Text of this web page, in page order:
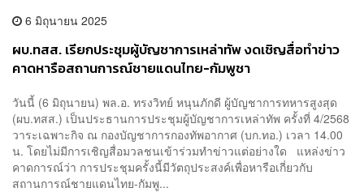
6 มิถุนายน 2025
ผบ.ทสส. เรียกประชุมผู้บัญชาการเหล่าทัพ งดเชิญสื่อทำข่าว
คาดหารือสถานการณ์ชายแดนไทย-กัมพูชา
วันนี้ (6 มิถุนายน) พล.อ. ทรงวิทย์ หนุนภักดี ผู้บัญชาการทหารสูงสุด
(ผบ.ทสส.) เป็นประธานการประชุมผู้บัญชาการเหล่าทัพ ครั้งที่ 4/2568
วาระเฉพาะกิจ ณ กองบัญชาการกองทัพอากาศ (บก.ทอ.) เวลา 14.00
น. โดยไม่มีการเชิญสื่อมวลชนเข้าร่วมทำข่าวแต่อย่างใด แหล่งข่าว
คาดการณ์ว่า การประชุมครั้งนี้มีวัตถุประสงค์เพื่อหารือเกี่ยวกับ
สถานการณ์ชายแดนไทย-กัมพู...